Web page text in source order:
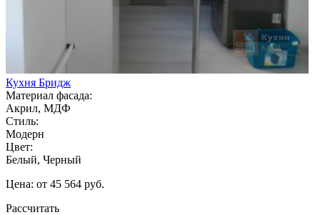
Кухня Бридж
Материал фасада:
Акрил, МДФ
Стиль:
Модерн
Цвет:
Белый, Черный
Цена: от 45 564 руб.
Рассчитать